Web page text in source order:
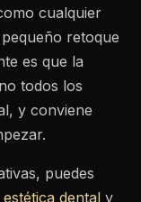
cualquier
retoque
es que la
todos los
y conviene
puedes
estética dental y